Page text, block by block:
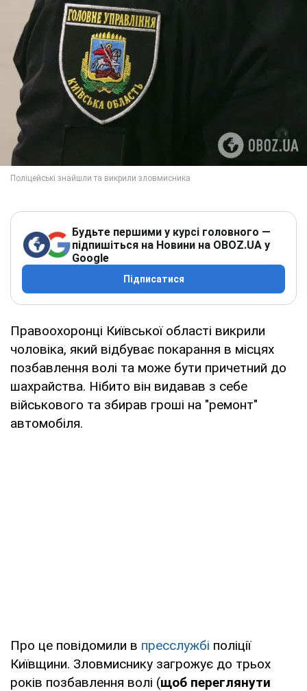
Будьте першими у курсі головного —
підпишіться на Новини на OBOZ.UA у
Google
Підписатися
Правоохоронці Київської області викрили
чоловіка, який відбуває покарання в місцях
позбавлення волі та може бути причетний до
шахрайства. Нібито він видавав з себе
військового та збирав гроші на "ремонт"
автомобіля.
Про це повідомили в пресслужбі поліції
Київщини. Зловмиснику загрожує до трьох
років позбавлення волі (щоб переглянути